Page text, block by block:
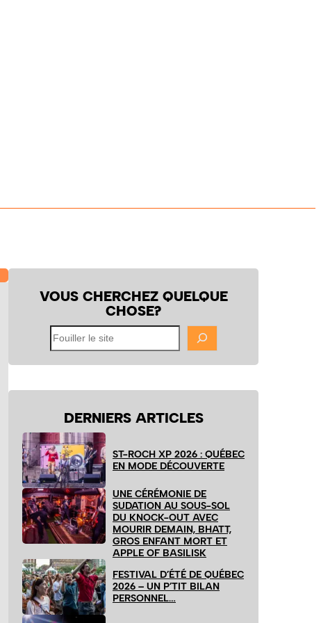
VOUS CHERCHEZ QUELQUE
CHOSE?
Fouiller
le
site
DERNIERS ARTICLES
ST-ROCH XP 2026 : QUÉBEC
EN MODE DÉCOUVERTE
UNE CÉRÉMONIE DE
SUDATION AU SOUS-SOL
DU KNOCK-OUT AVEC
MOURIR DEMAIN, BHATT,
GROS ENFANT MORT ET
APPLE OF BASILISK
FESTIVAL D’ÉTÉ DE QUÉBEC
2026 – UN P’TIT BILAN
PERSONNEL…